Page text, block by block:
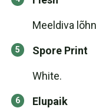
Meeldiva
Spore Print
White.
Elupaik